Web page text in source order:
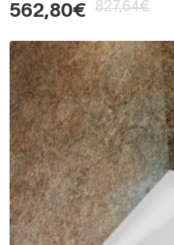
562,80€ 827,64€